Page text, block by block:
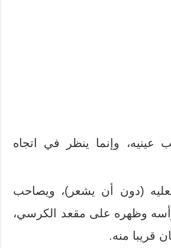
عينيه، وإنما ينظر في اتجاه
(دون أن يشعر)، ويصاحب
وظهره على مقعد الكرسي،
قريبا منه.